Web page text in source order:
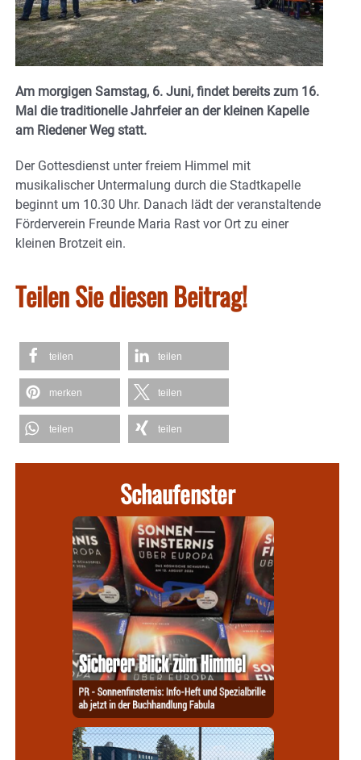
Am morgigen Samstag, 6. Juni, findet bereits zum 16.
Mal die traditionelle Jahrfeier an der kleinen Kapelle
am Riedener Weg statt.
Der Gottesdienst unter freiem Himmel mit
musikalischer Untermalung durch die Stadtkapelle
beginnt um 10.30 Uhr. Danach lädt der veranstaltende
Förderverein Freunde Maria Rast vor Ort zu einer
kleinen Brotzeit ein.
Teilen Sie diesen Beitrag!
teilen teilen
merken teilen
teilen teilen
Schaufenster